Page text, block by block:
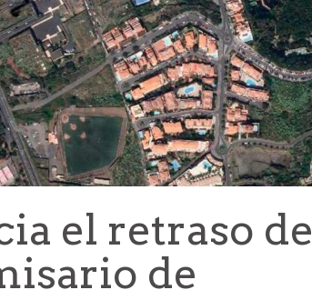
el retraso de
de